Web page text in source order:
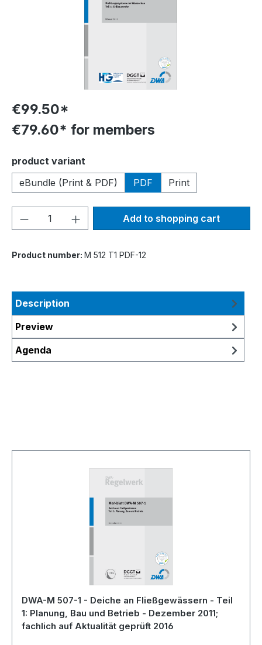
€99.50*
€79.60* for members
Select
product variant
eBundle (Print & PDF)
PDF Print
Product Quantity: Enter the desired
Add to shopping cart
Product number: M 512 T1 PDF-12
Description
Preview
Agenda
DWA-M 507-1 - Deiche an Fließgewässern - Teil
1: Planung, Bau und Betrieb - Dezember 2011;
fachlich auf Aktualität geprüft 2016